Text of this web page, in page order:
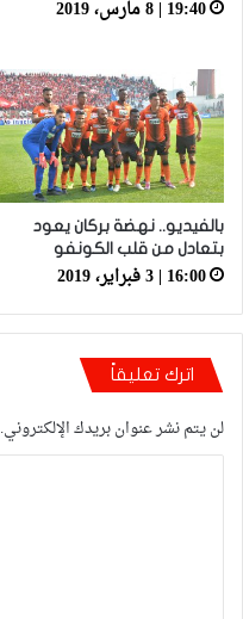
19:40 | 8 مارس، 2019
بالفيديو.. نهضة بركان يعود
بتعادل من قلب الكونفو
16:00 | 3 فبراير، 2019
اترك تعليقاً
لن يتم نشر عنوان بريدك الإلكتروني.